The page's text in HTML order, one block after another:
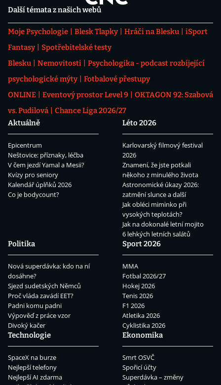
Další témata z našich webů
Moje Psychologie Blesk Tlapky Hráči na Blesku
iSport
Fantasy
Spotřebitelské testy
Blesku
Nemovitosti
Psychologika - podcast rozbíjející
psychologické mýty
Fotbalové přestupy
ONLINE
Eventový prostor Level 9
OKTAGON 92: Szabová
vs. Pudilová
Chance Liga 2026/27
Aktuálně
Epicentrum
Neštovice: příznaky, léčba
V čem jezdí Yamal a Mesii?
Kvízy pro seniory
Kalendář úplňků 2026
Co je bodycount?
Léto 2026
Karlovarský filmový festival
2026
Znamení, že jste potkali
někoho z minulého života
Astronomické úkazy 2026:
zatmění slunce a další
Jak obléci miminko při
vysokých teplotách?
Jak na dokonalé letní mojito
6 lehkých letních salátů
Politika
Nová superdávka: kdo na ní
dosáhne?
Sjezd sudetských Němců
Proč vláda zavádí EET?
Padni komu padni
Výpověď z práce vzor
Divoký kačer
Sport 2026
MMA
Fotbal 2026/27
Hokej 2026
Tenis 2026
F1 2026
Atletika 2026
Cyklistika 2026
Technologie
SpaceX na burze
Nejlepší telefony
Nejlepší AI zdarma
Ekonomika
Smrt OSVČ
Spořicí účty
Superdávka – změny